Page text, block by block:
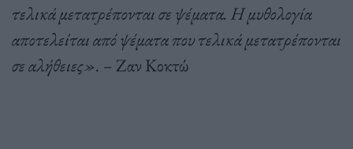
τελικά μετατρέπονται σε ψέματα. Η μυθολογία
αποτελείται από ψέματα που τελικά μετατρέπονται
σε αλήθειες». – Ζαν Κοκτώ